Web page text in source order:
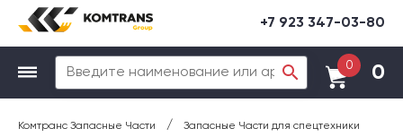
+7 923 347-03-80
0 0
Комтранс Запасные Части / Запасные Части для спецтехники